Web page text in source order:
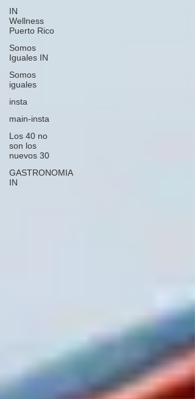
IN
Wellness
Puerto Rico
Somos
Iguales IN
Somos
iguales
insta
main-insta
Los 40 no
son los
nuevos 30
GASTRONOMIA
IN